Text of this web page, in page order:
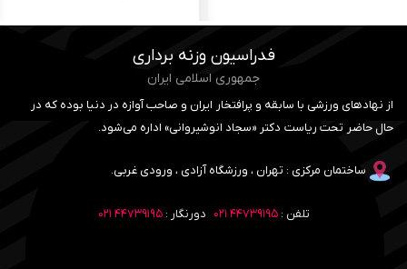
فدراسیون وزنه برداری
جمهوری اسلامی ایران
از نهادهای ورزشی با سابقه و پرافتخار ایران و صاحب آوازه در دنیا بوده که در
حال حاضر تحت ریاست دکتر «سجاد انوشیروانی» اداره می‌شود.
ساختمان مرکزی : تهران ، ورزشگاه آزادی ، ورودی غربی.
تلفن :۴۴۷۳۹۱۹۵ ۰۲۱ دورنگار :۴۴۷۳۹۱۹۵ ۰۲۱